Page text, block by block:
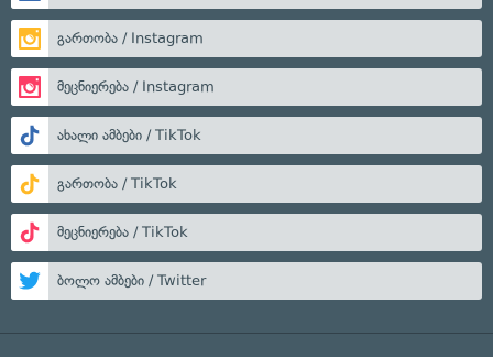
გართობა / Instagram
მეცნიერება / Instagram
ახალი ამბები / TikTok
გართობა / TikTok
მეცნიერება / TikTok
ბოლო ამბები / Twitter